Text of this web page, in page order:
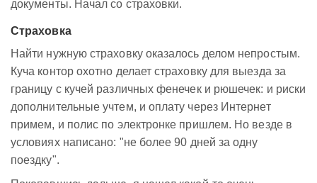
документы. Начал со страховки.
Страховка
Найти нужную страховку оказалось делом непростым.
Куча контор охотно делает страховку для выезда за
границу с кучей различных фенечек и рюшечек: и риски
дополнительные учтем, и оплату через Интернет
примем, и полис по электронке пришлем. Но везде в
условиях написано: "не более 90 дней за одну
поездку".